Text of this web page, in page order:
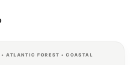
ATLANTIC FOREST • COASTAL